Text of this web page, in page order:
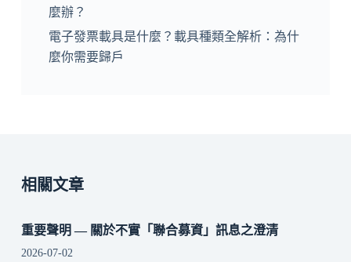
麼辦？
電子發票載具是什麼？載具種類全解析：為什
麼你需要歸戶
相關文章
重要聲明 — 關於不實「聯合募資」訊息之澄清
2026-07-02